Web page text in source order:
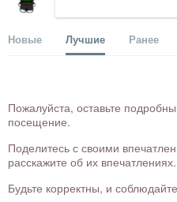
Новые Лучшие Ранее
Пожалуйста, оставьте
посещение.
Поделитесь с своими
расскажите об их впечатлениях.
Будьте корректны, и